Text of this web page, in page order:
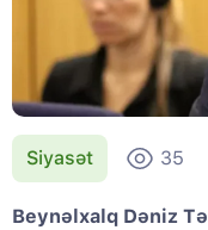
Siyasət 35
Beynəlxalq Dəniz